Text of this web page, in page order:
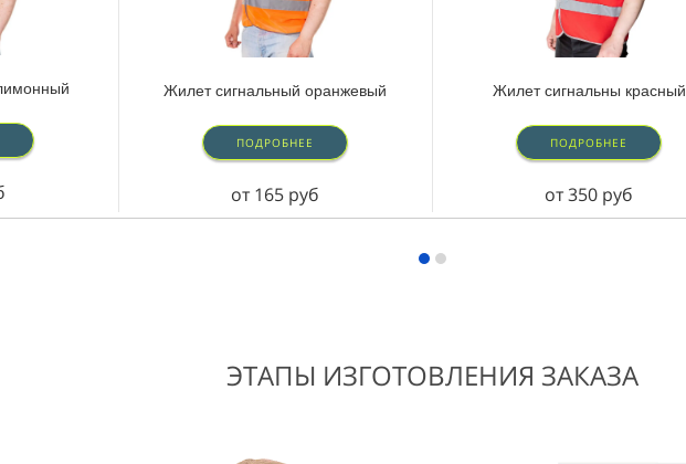
Жилет сигнальный оранжевый
ПОДРОБНЕЕ
от 165 руб
Жилет сигнальны красный
ПОДРОБНЕЕ
от 350 руб
ЭТАПЫ ИЗГОТОВЛЕНИЯ ЗАКАЗА